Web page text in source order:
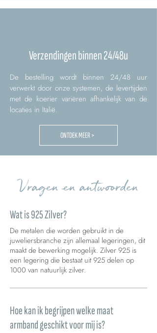
Verzendingen binnen 24/48u
De bestelling wordt binnen 24/48 uur
verwerkt door onze systemen, de levertijden
met de koerier variëren afhankelijk van de
locaties in Italië.
ONTDEK MEER >
Vragen en antwoorden
Wat is 925 Zilver?
De metalen die worden gebruikt in de
juweliersbranche zijn allemaal legeringen, dit
maakt de bewerking mogelijk. Zilver 925 is
een legering die bestaat uit 925 delen op
1000 van natuurlijk zilver.
Hoe kan ik begrijpen welke maat
armband geschikt voor mij is?